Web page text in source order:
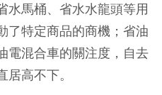
水馬桶、省水水龍頭等用
了特定商品的商機；省油
電混合車的關注度，自去
高不下。